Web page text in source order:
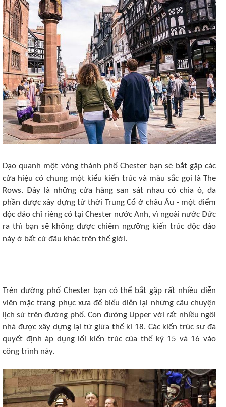
Dạo quanh một vòng thành phố Chester bạn sẽ bắt gặp các
cửa hiệu có chung một kiểu kiến trúc và màu sắc gọi là The
Rows. Đây là những cửa hàng san sát nhau có chia ô, đa
phần được xây dựng từ thời Trung Cổ ở châu Âu - một điểm
độc đáo chỉ riêng có tại Chester nước Anh, vì ngoài nước Đức
ra thì bạn sẽ không được chiêm ngưỡng kiến trúc độc đáo
này ở bất cứ đâu khác trên thế giới.
Trên đường phố Chester bạn có thể bắt gặp rất nhiều diễn
viên mặc trang phục xưa để biểu diễn lại những câu chuyện
lịch sử trên đường phố. Con đường Upper với rất nhiều ngôi
nhà được xây dựng lại từ giữa thế kỉ 18. Các kiến trúc sư đã
quyết định áp dụng lối kiến trúc của thế kỷ 15 và 16 vào
công trình này.